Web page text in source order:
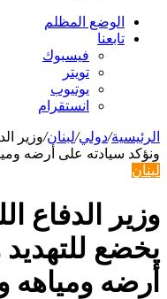
الوضع المظلم
تابعنا
فيسبوك
تويتر
يوتيوب
انستقرام
الرئيسية/دولي/لبنان/وزير
ونؤكد سيادته على أرضه
لبنان
وزير الدفاع
يخضع
أرضه ومياهه